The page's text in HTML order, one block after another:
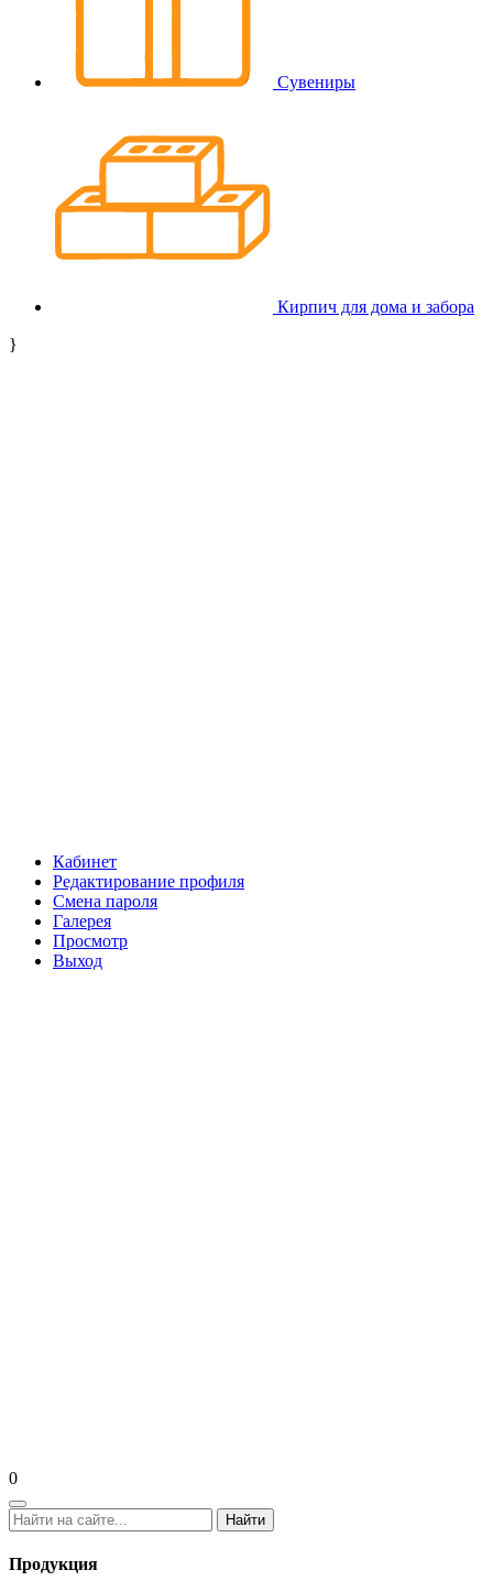
Сувениры
Кирпич для дома и забора
}
Кабинет
Редактирование профиля
Смена пароля
Галерея
Просмотр
Выход
0
Найти
Продукция